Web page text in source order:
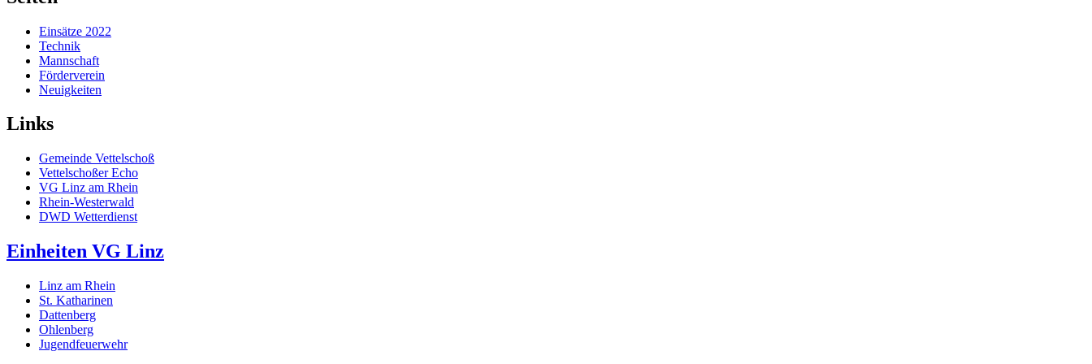
Einsätze 2022
Technik
Mannschaft
Förderverein
Neuigkeiten
Links
Gemeinde Vettelschoß
Vettelschoßer Echo
VG Linz am Rhein
Rhein-Westerwald
DWD Wetterdienst
Einheiten VG Linz
Linz am Rhein
St. Katharinen
Dattenberg
Ohlenberg
Jugendfeuerwehr